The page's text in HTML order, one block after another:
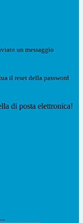
un messaggio
il reset della password
di posta elettronica!